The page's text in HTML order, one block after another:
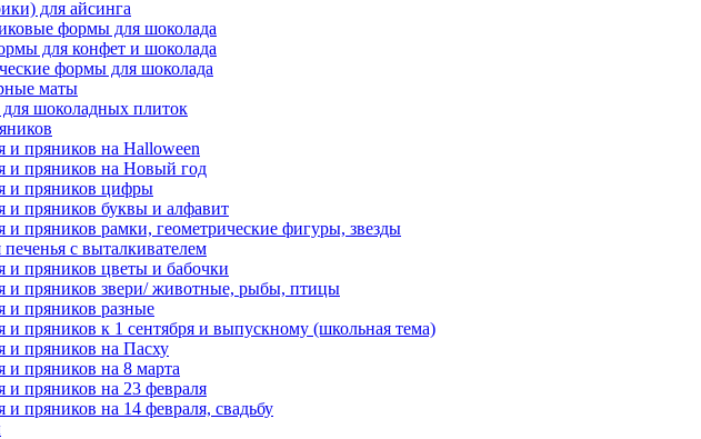
для айсинга
формы для шоколада
для конфет и шоколада
формы для шоколада
маты
шоколадных плиток
и пряников на Halloween
и пряников на Новый год
и пряников цифры
и пряников буквы и алфавит
и пряников рамки, геометрические фигуры, звезды
с выталкивателем
и пряников цветы и бабочки
и пряников звери/ животные, рыбы, птицы
и пряников разные
и пряников к 1 сентября и выпускному (школьная тема)
и пряников на Пасху
и пряников на 8 марта
и пряников на 23 февраля
пряников на 14 февраля, свадьбу